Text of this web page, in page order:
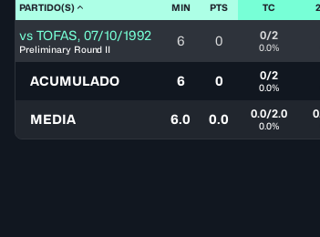
PARTIDO(S) MIN PTS TC
vs TOFAS, 07/10/1992
Preliminary Round II
6 0 0/2
0.0%
ACUMULADO 6 0 0/2
0.0%
MEDIA 6.0 0.0 0.0/2.0
0.0%